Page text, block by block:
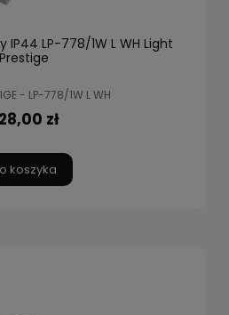
IP44 LP-778/1W L WH Light
Prestige
- LP-778/1W L WH
zł
koszyka